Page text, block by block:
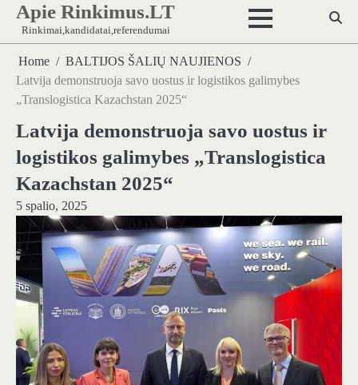
Skip
content
Apie Rinkimus.LT
Rinkimai,kandidatai,referendumai
Home
BALTIJOS ŠALIŲ NAUJIENOS
Latvija demonstruoja savo uostus ir logistikos galimybes
„Translogistica Kazachstan 2025“
Latvija demonstruoja savo uostus ir
logistikos galimybes „Translogistica
Kazachstan 2025“
5 spalio, 2025